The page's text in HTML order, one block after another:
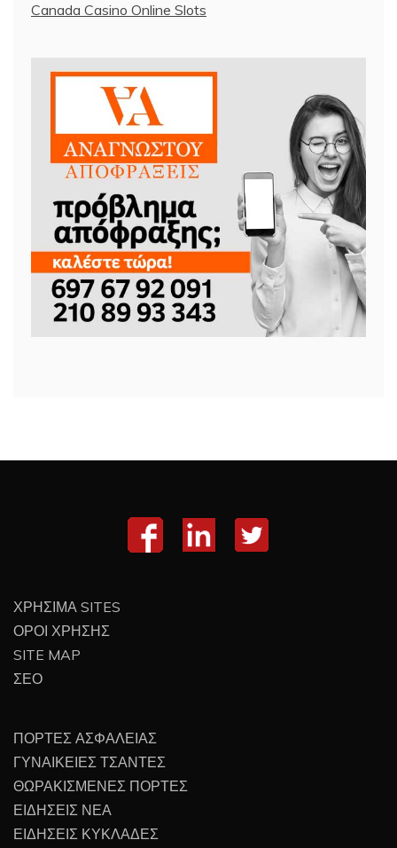
Canada Casino Online Slots
ΧΡΗΣΙΜΑ SITES
ΟΡΟΙ ΧΡΗΣΗΣ
SITE MAP
ΣΕΟ
ΠΟΡΤΕΣ ΑΣΦΑΛΕΙΑΣ
ΓΥΝΑΙΚΕΙΕΣ ΤΣΑΝΤΕΣ
ΘΩΡΑΚΙΣΜΕΝΕΣ ΠΟΡΤΕΣ
ΕΙΔΗΣΕΙΣ ΝΕΑ
ΕΙΔΗΣΕΙΣ ΚΥΚΛΑΔΕΣ